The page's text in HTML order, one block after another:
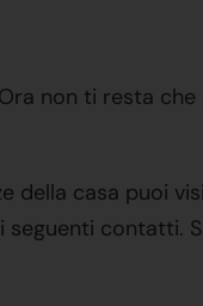
non ti resta
casa puoi
contatti.